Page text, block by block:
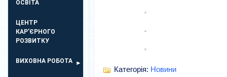
ОСВІТА
ЦЕНТР
КАР’ЄРНОГО
РОЗВИТКУ
ВИХОВНА РОБОТА
Категорія: Новини